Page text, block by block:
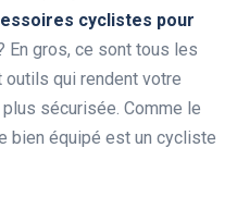
cyclistes pour
En gros, ce sont tous les
qui rendent votre
sécurisée. Comme le
bien équipé est un cycliste